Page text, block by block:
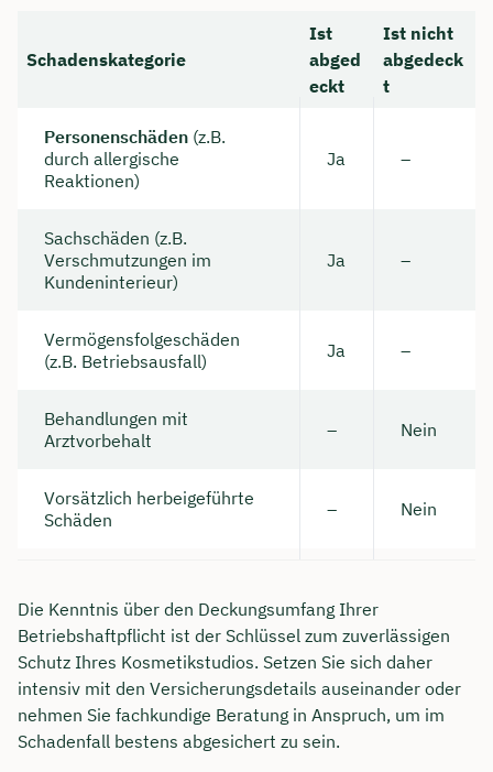
Schadenskategorie
Ist
abged
eckt
Ist nicht
abgedeck
t
Personenschäden (z.B.
durch allergische
Reaktionen)
Ja –
Sachschäden (z.B.
Verschmutzungen im
Kundeninterieur)
Ja –
Vermögensfolgeschäden
(z.B. Betriebsausfall)
Ja –
Behandlungen mit
Arztvorbehalt
– Nein
Vorsätzlich herbeigeführte
Schäden
– Nein
Die Kenntnis über den Deckungsumfang Ihrer
Betriebshaftpflicht ist der Schlüssel zum zuverlässigen
Schutz Ihres Kosmetikstudios. Setzen Sie sich daher
intensiv mit den Versicherungsdetails auseinander oder
nehmen Sie fachkundige Beratung in Anspruch, um im
Schadenfall bestens abgesichert zu sein.
🗓️ Wählen Sie jetzt Ihren Wunschtermin:
Meeting buchen